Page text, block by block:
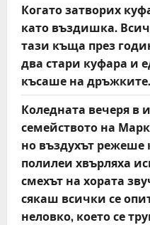
Когато затворих
като въздишка.
тази къща през
два стари куфара и
късаше на дръжките.
Коледната вечеря в
семейството на
но въздухът режеше
полилеи хвърляха
смехът на хората
сякаш всички се
неловко, което се